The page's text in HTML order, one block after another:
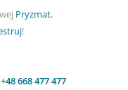
Pryzmat,
!
+48 668 477 477